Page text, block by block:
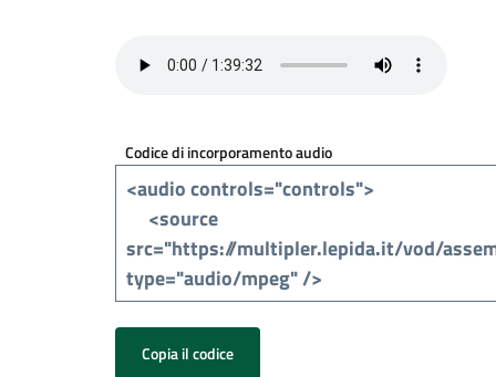
Codice di incorporamento audio
Copia il codice